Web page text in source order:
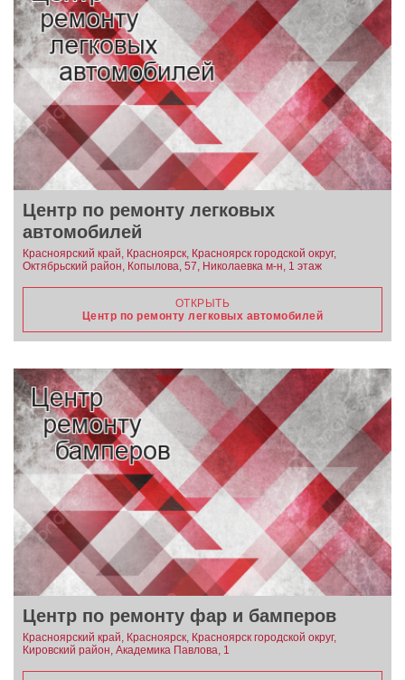
Центр по ремонту легковых
автомобилей
Красноярский край, Красноярск, Красноярск городской округ,
Октябрьский район, Копылова, 57, Николаевка м-н, 1 этаж
ОТКРЫТЬ
Центр по ремонту легковых автомобилей
Центр по ремонту фар и бамперов
Красноярский край, Красноярск, Красноярск городской округ,
Кировский район, Академика Павлова, 1